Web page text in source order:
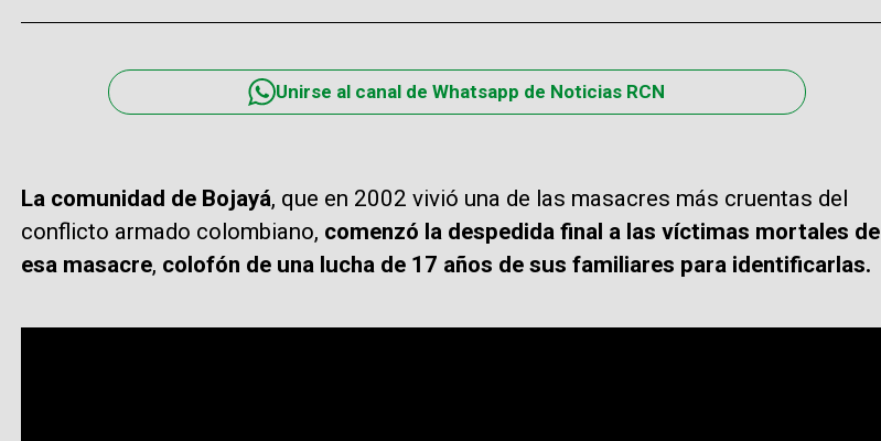
Unirse al canal de Whatsapp de Noticias RCN
La comunidad de Bojayá, que en 2002 vivió una de las masacres más cruentas del
conflicto armado colombiano, comenzó la despedida final a las víctimas mortales de
esa masacre, colofón de una lucha de 17 años de sus familiares para identificarlas.